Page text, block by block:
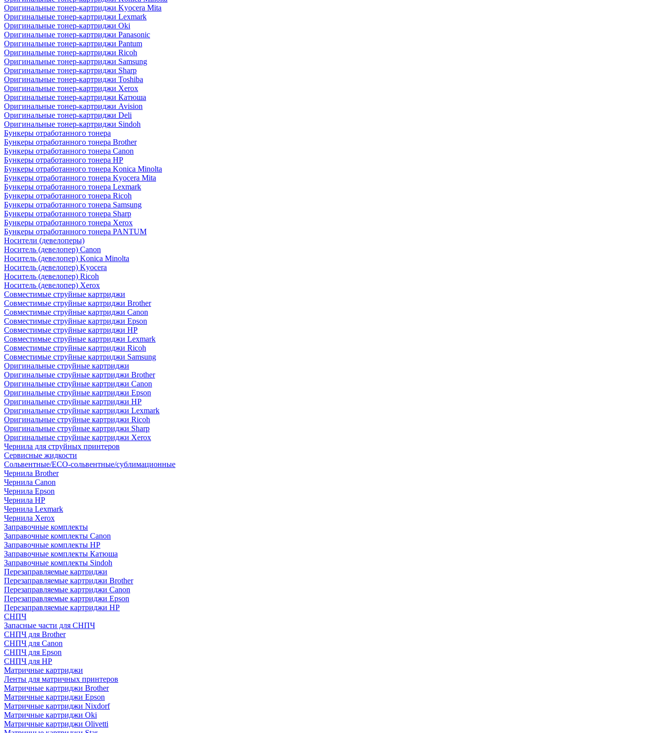
Оригинальные тонер-картриджи Kyocera Mita
Оригинальные тонер-картриджи Lexmark
Оригинальные тонер-картриджи Oki
Оригинальные тонер-картриджи Panasonic
Оригинальные тонер-картриджи Pantum
Оригинальные тонер-картриджи Ricoh
Оригинальные тонер-картриджи Samsung
Оригинальные тонер-картриджи Sharp
Оригинальные тонер-картриджи Toshiba
Оригинальные тонер-картриджи Xerox
Оригинальные тонер-картриджи Катюша
Оригинальные тонер-картриджи Avision
Оригинальные тонер-картриджи Deli
Оригинальные тонер-картриджи Sindoh
Бункеры отработанного тонера
Бункеры отработанного тонера Brother
Бункеры отработанного тонера Canon
Бункеры отработанного тонера HP
Бункеры отработанного тонера Konica Minolta
Бункеры отработанного тонера Kyocera Mita
Бункеры отработанного тонера Lexmark
Бункеры отработанного тонера Ricoh
Бункеры отработанного тонера Samsung
Бункеры отработанного тонера Sharp
Бункеры отработанного тонера Xerox
Бункеры отработанного тонера PANTUM
Носители (девелоперы)
Носитель (девелопер) Canon
Носитель (девелопер) Konica Minolta
Носитель (девелопер) Kyocera
Носитель (девелопер) Ricoh
Носитель (девелопер) Xerox
Совместимые струйные картриджи
Совместимые струйные картриджи Brother
Совместимые струйные картриджи Canon
Совместимые струйные картриджи Epson
Совместимые струйные картриджи HP
Совместимые струйные картриджи Lexmark
Совместимые струйные картриджи Ricoh
Совместимые струйные картриджи Samsung
Оригинальные струйные картриджи
Оригинальные струйные картриджи Brother
Оригинальные струйные картриджи Canon
Оригинальные струйные картриджи Epson
Оригинальные струйные картриджи HP
Оригинальные струйные картриджи Lexmark
Оригинальные струйные картриджи Ricoh
Оригинальные струйные картриджи Sharp
Оригинальные струйные картриджи Xerox
Чернила для струйных принтеров
Сервисные жидкости
Сольвентные/ECO-сольвентные/сублимационные
Чернила Brother
Чернила Canon
Чернила Epson
Чернила HP
Чернила Lexmark
Чернила Xerox
Заправочные комплекты
Заправочные комплекты Canon
Заправочные комплекты HP
Заправочные комплекты Катюша
Заправочные комплекты Sindoh
Перезаправляемые картриджи
Перезаправляемые картриджи Brother
Перезаправляемые картриджи Canon
Перезаправляемые картриджи Epson
Перезаправляемые картриджи HP
СНПЧ
Запасные части для СНПЧ
СНПЧ для Brother
СНПЧ для Canon
СНПЧ для Epson
СНПЧ для HP
Матричные картриджи
Ленты для матричных принтеров
Матричные картриджи Brother
Матричные картриджи Epson
Матричные картриджи Nixdorf
Матричные картриджи Oki
Матричные картриджи Olivetti